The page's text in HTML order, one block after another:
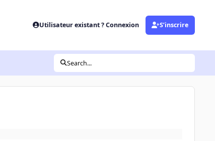
Utilisateur existant ? Connexion S’inscrire
Search...